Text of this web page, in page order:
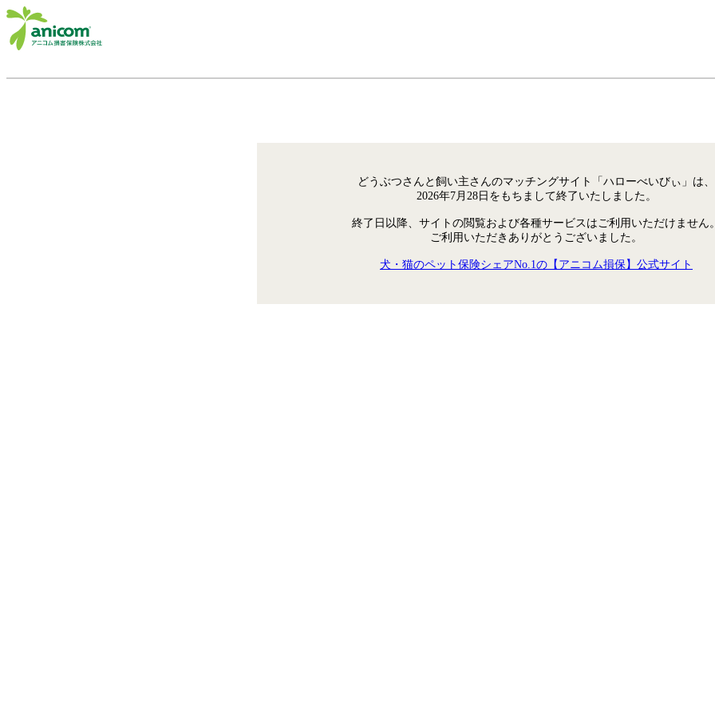
どうぶつさんと飼い主さんのマッチングサイト「ハローべいびぃ」は、
2026年7月28日をもちまして終了いたしました。
終了日以降、サイトの閲覧および各種サービスはご利用いただけません
ご利用いただきありがとうございました。
犬・猫のペット保険シェアNo.1の【アニコム損保】公式サイト